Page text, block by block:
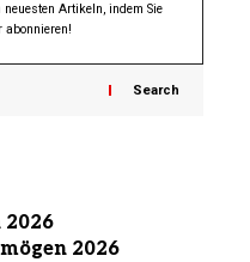
Artikeln, indem Sie
abonnieren!
Search
2026